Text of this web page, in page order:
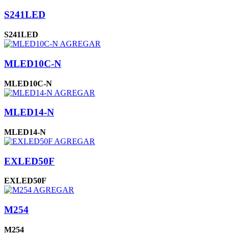
S241LED
S241LED
AGREGAR
MLED10C-N
MLED10C-N
AGREGAR
MLED14-N
MLED14-N
AGREGAR
EXLED50F
EXLED50F
AGREGAR
M254
M254